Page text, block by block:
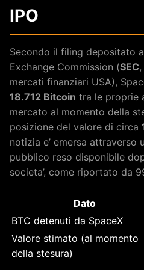
IPO
Secondo il filing depositato
Exchange Commission (SEC
mercati finanziari USA),
18.712 Bitcoin tra le proprie
mercato al momento della
posizione del valore di circa
notizia e’ emersa attraverso
pubblico reso disponibile
societa’, come riportato da
Dato
BTC detenuti da SpaceX
Valore stimato (al momento
della stesura)